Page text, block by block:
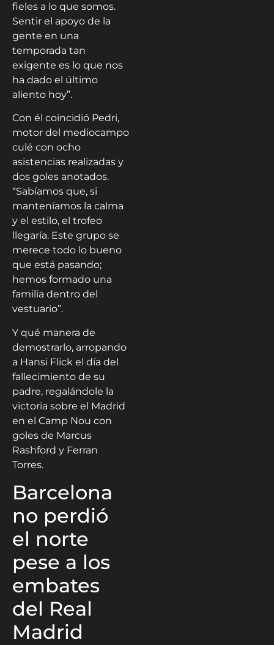
fieles a lo que somos.
Sentir el apoyo de la
gente en una
temporada tan
exigente es lo que nos
ha dado el último
aliento hoy”.
Con él coincidió Pedri,
motor del mediocampo
culé con ocho
asistencias realizadas y
dos goles anotados.
“Sabíamos que, si
manteníamos la calma
y el estilo, el trofeo
llegaría. Este grupo se
merece todo lo bueno
que está pasando;
hemos formado una
familia dentro del
vestuario”.
Y qué manera de
demostrarlo, arropando
a Hansi Flick el día del
fallecimiento de su
padre, regalándole la
victoria sobre el Madrid
en el Camp Nou con
goles de Marcus
Rashford y Ferran
Torres.
Barcelona
no perdió
el norte
pese a los
embates
del Real
Madrid